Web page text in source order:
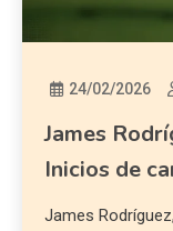
24/02/2026
James
Inicios de
James